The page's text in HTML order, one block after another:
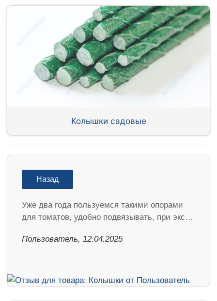
Колышки садовые
Назад
Уже два года пользуемся такими опорами
для томатов, удобно подвязывать, при экс…
Пользователь, 12.04.2025